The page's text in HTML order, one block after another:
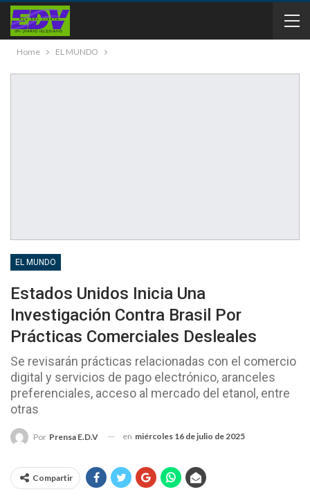
Home EL MUNDO
EL MUNDO
Estados Unidos Inicia Una
Investigación Contra Brasil Por
Prácticas Comerciales Desleales
Se revisarán prácticas relacionadas con el comercio
digital y servicios de pago electrónico, aranceles
preferenciales, acceso al mercado del etanol, entre
otras
Por Prensa E.D.V en miércoles 16 de julio de 2025
Compartir